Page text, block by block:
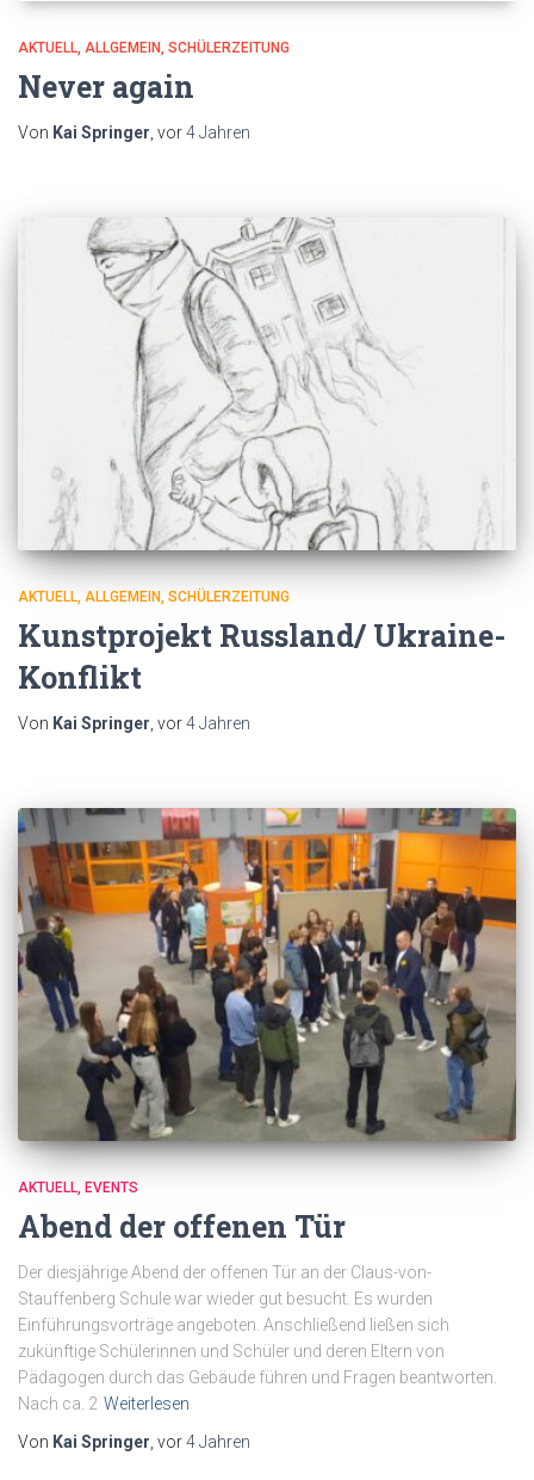
AKTUELL ALLGEMEIN SCHÜLERZEITUNG
Never again
Von Kai Springer, vor4 Jahren
AKTUELL ALLGEMEIN SCHÜLERZEITUNG
Kunstprojekt Russland/ Ukraine-
Konflikt
Von Kai Springer , vor4 Jahren
AKTUELL EVENTS
Abend der offenen Tür
Der diesjährige Abend der offenen Tür an der Claus-von-
Stauffenberg Schule war wieder gut besucht. Es wurden
Einführungsvorträge angeboten. Anschließend ließen sich
zukünftige Schülerinnen und Schüler und deren Eltern von
Pädagogen durch das Gebäude führen und Fragen beantworten.
Nach ca. 2 Weiterlesen
Von Kai Springer , vor4 Jahren